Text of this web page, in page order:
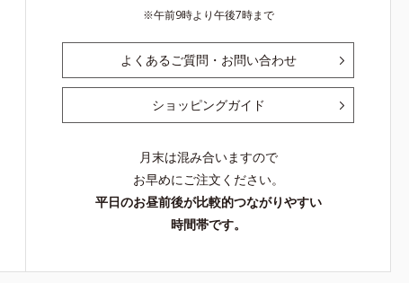
午前9時より午後7時まで
よくあるご質問・お問い合わせ
ショッピングガイド
月末は混み合いますので
お早めにご注文ください。
平日のお昼前後が比較的つながりやすい
時間帯です。